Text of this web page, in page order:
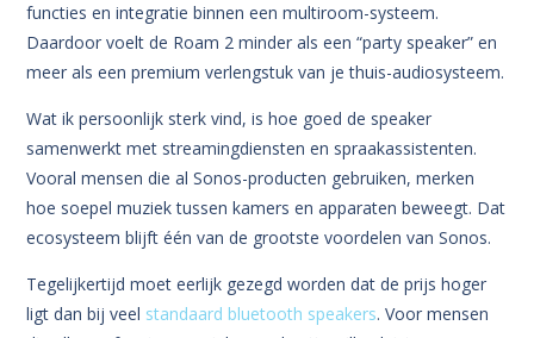
functies en integratie binnen een multiroom-systeem.
Daardoor voelt de Roam 2 minder als een “party speaker” en
meer als een premium verlengstuk van je thuis-audiosysteem.
Wat ik persoonlijk sterk vind, is hoe goed de speaker
samenwerkt met streamingdiensten en spraakassistenten.
Vooral mensen die al Sonos-producten gebruiken, merken
hoe soepel muziek tussen kamers en apparaten beweegt. Dat
ecosysteem blijft één van de grootste voordelen van Sonos.
Tegelijkertijd moet eerlijk gezegd worden dat de prijs hoger
ligt dan bij veel standaard bluetooth speakers. Voor mensen